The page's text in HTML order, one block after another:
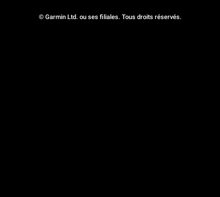
© Garmin Ltd. ou ses filiales. Tous droits réservés.